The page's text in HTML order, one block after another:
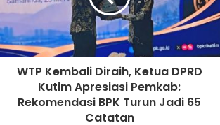
WTP Kembali Diraih, Ketua DPRD
Kutim Apresiasi Pemkab:
Rekomendasi BPK Turun Jadi 65
Catatan